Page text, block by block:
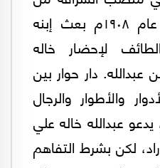
قبل الدولة العثمانية عام ١٩٠٨م بعث إبنه
لإحضار خاله
دار حوار بين
والأطوار والرجال
عبدالله خاله علي
لكن بشرط التفاهم